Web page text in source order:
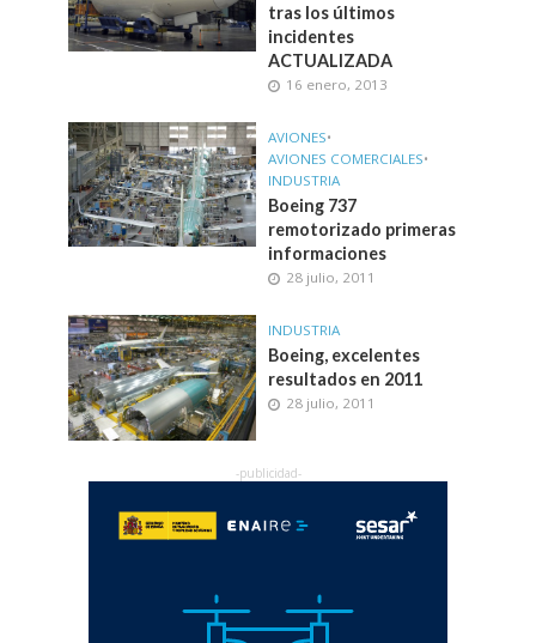
tras los últimos
incidentes
ACTUALIZADA
16 enero, 2013
AVIONES•
AVIONES COMERCIALES•
INDUSTRIA
Boeing 737
remotorizado primeras
informaciones
28 julio, 2011
INDUSTRIA
Boeing, excelentes
resultados en 2011
28 julio, 2011